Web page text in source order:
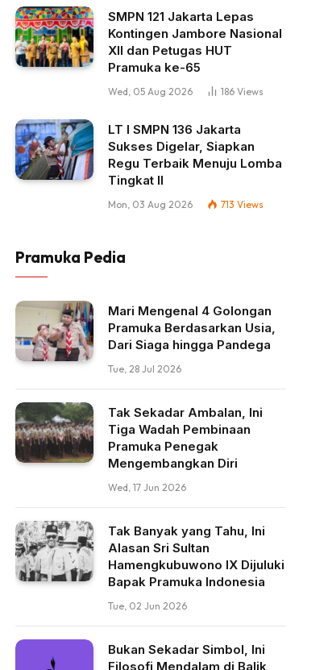
SMPN 121 Jakarta Lepas
Kontingen Jambore Nasional
XII dan Petugas HUT
Pramuka ke-65
Wed, 05 Aug 2026 186 Views
LT I SMPN 136 Jakarta
Sukses Digelar, Siapkan
Regu Terbaik Menuju Lomba
Tingkat II
Mon, 03 Aug 2026 713 Views
Pramuka Pedia
Mari Mengenal 4 Golongan
Pramuka Berdasarkan Usia,
Dari Siaga hingga Pandega
Tue, 28 Jul 2026
Tak Sekadar Ambalan, Ini
Tiga Wadah Pembinaan
Pramuka Penegak
Mengembangkan Diri
Wed, 17 Jun 2026
Tak Banyak yang Tahu, Ini
Alasan Sri Sultan
Hamengkubuwono IX Dijuluki
Bapak Pramuka Indonesia
Tue, 02 Jun 2026
Bukan Sekadar Simbol, Ini
Filosofi Mendalam di Balik